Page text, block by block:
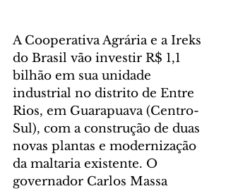
A Cooperativa Agrária e a Ireks
do Brasil vão investir R$ 1,1
bilhão em sua unidade
industrial no distrito de Entre
Rios, em Guarapuava (Centro-
Sul), com a construção de duas
novas plantas e modernização
da maltaria existente. O
governador Carlos Massa